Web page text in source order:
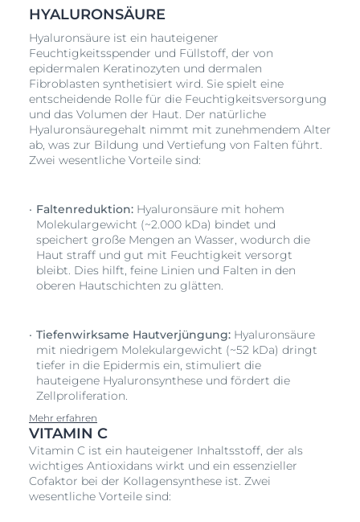
ersten Zeichen derHautalterung
mildert ersteFalten, stärkt die Haut und verleiht ihr
ein frischeres, strahlenderes und glatteres Aussehen.
Vitamin Cist ein starkes Antioxidans, das freie
Radikale neutralisiert und die natürliche Abwehr der
Haut stärkt. Zudem ist es unerlässlich für die
Kollagenproduktion in den Hautzellen, wodurch die
Haut gestärkt und Zeichen derHautalterung
verzögert werden können. Die innovative Verpackung
gewährleistet, dass dasVitamin Cerst kurz vor der
ersten Anwendung frisch aktiviert wird, damit es seine
mit kurzkettigerHyaluronsäureund Licochalcone A
zu vermischen. KurzkettigeHyaluronsäurewirkt
feuchtigkeitsspendend und dringt in die epidermalen
Hautschichten ein, wo tiefereFaltenentstehen. Ein
weiteres starkes Antioxidans, Licochalcone A,
neutralisiert zusammen mitVitamin C
(HEV) Licht
verursacht werden. Der Eucerin
HYALURON-FILLERVitamin C Booster ist für alle
Hauttypen geeignet. Klinische und dermatologische
Studien zeigen, dass die Haut gestärkt und Falten
gemildert werden. Die Haut sieht in nur 7 Tagen
frischer, strahlender und glatter aus.
HYALURONSÄURE
Hyaluronsäure ist ein hauteigener
Feuchtigkeitsspender und Füllstoff, der von
epidermalen Keratinozyten und dermalen
Fibroblasten synthetisiert wird. Sie spielt eine
entscheidende Rolle für die Feuchtigkeitsversorgung
und das Volumen der Haut. Der natürliche
Hyaluronsäuregehalt nimmt mit zunehmendem Alter
ab, was zur Bildung und Vertiefung von Falten führt.
Zwei wesentliche Vorteile sind:
Faltenreduktion: Hyaluronsäure mit hohem
Molekulargewicht (~2.000 kDa) bindet und
speichert große Mengen an Wasser, wodurch die
Haut straff und gut mit Feuchtigkeit versorgt
bleibt. Dies hilft, feine Linien und Falten in den
oberen Hautschichten zu glätten.
Tiefenwirksame Hautverjüngung: Hyaluronsäure
mit niedrigem Molekulargewicht (~52 kDa) dringt
tiefer in die Epidermis ein, stimuliert die
hauteigene Hyaluronsynthese und fördert die
Zellproliferation.
Mehr erfahren
VITAMIN C
Vitamin C ist ein hauteigener Inhaltsstoff, der als
wichtiges Antioxidans wirkt und ein essenzieller
Cofaktor bei der Kollagensynthese ist. Zwei
wesentliche Vorteile sind: